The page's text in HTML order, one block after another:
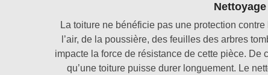
La toiture ne bénéficie pas une protection
l’air, de la poussière, des feuilles des arbres
impacte la force de résistance de cette pièce.
qu’une toiture puisse durer longuement. Le